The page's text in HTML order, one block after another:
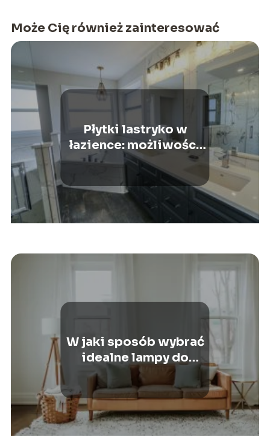
Może Cię również zainteresować
Płytki lastryko w
łazience: możliwości
zastosowania i zalety
W jaki sposób wybrać
idealne lampy do
salonu?